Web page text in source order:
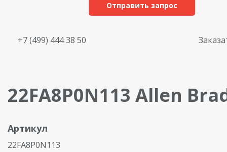
Отправить запрос
+7 (499) 444 38 50
22FA8P0N113 Allen
Артикул
22FA8P0N113